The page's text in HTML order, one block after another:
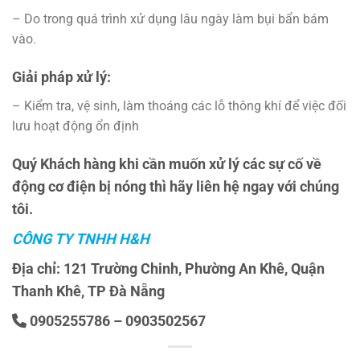
– Do trong quá trình xử dụng lâu ngày làm bụi bẩn bám
vào.
Giải pháp xử lý:
– Kiểm tra, vệ sinh, làm thoáng các lỗ thông khí để việc đối
lưu hoạt động ổn định
Quý Khách hàng khi cần muốn xử lý các sự cố về
động cơ điện bị nóng thì hãy liên hệ ngay với chúng
tôi.
CÔNG TY TNHH H&H
Địa chỉ: 121 Trường Chinh, Phường An Khê, Quận
Thanh Khê, TP Đà Nẵng
0905255786 – 0903502567